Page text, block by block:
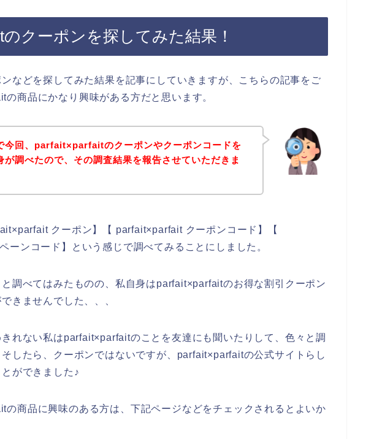
クーポンを探してみた結果！
などを探してみた結果を記事にしていきますが、こちらの記事をご
商品にかなり興味がある方だと思います。
今回、parfait×parfaitのクーポンやクーポンコードを
が調べたので、その調査結果を報告させていただきま
クーポン】【 parfait×parfait クーポンコード】【
ーンコード】という感じで調べてみることにしました。
調べてはみたものの、私自身はparfait×parfaitのお得な割引クーポン
きませんでした、、、
れない私はparfait×parfaitのことを友達にも聞いたりして、色々と調
したら、クーポンではないですが、parfait×parfaitの公式サイトらし
ができました♪
の商品に興味のある方は、下記ページなどをチェックされるとよいか